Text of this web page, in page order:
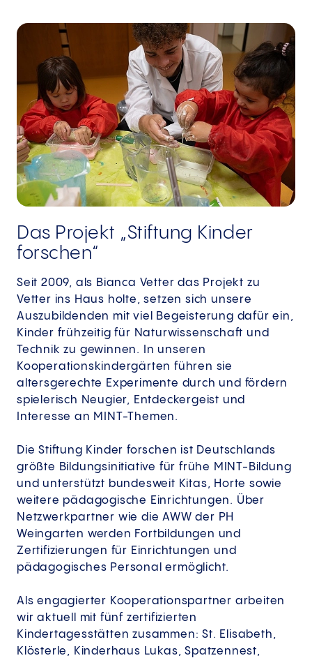
Das Projekt „Stiftung Kinder
forschen“
Seit 2009, als Bianca Vetter das Projekt zu
Vetter ins Haus holte, setzen sich unsere
Auszubildenden mit viel Begeisterung dafür ein,
Kinder frühzeitig für Naturwissenschaft und
Technik zu gewinnen. In unseren
Kooperationskindergärten führen sie
altersgerechte Experimente durch und fördern
spielerisch Neugier, Entdeckergeist und
Interesse an MINT-Themen.
Die Stiftung Kinder forschen ist Deutschlands
größte Bildungsinitiative für frühe MINT-Bildung
und unterstützt bundesweit Kitas, Horte sowie
weitere pädagogische Einrichtungen. Über
Netzwerkpartner wie die AWW der PH
Weingarten werden Fortbildungen und
Zertifizierungen für Einrichtungen und
pädagogisches Personal ermöglicht.
Als engagierter Kooperationspartner arbeiten
wir aktuell mit fünf zertifizierten
Kindertagesstätten zusammen: St. Elisabeth,
Klösterle, Kinderhaus Lukas, Spatzennest,